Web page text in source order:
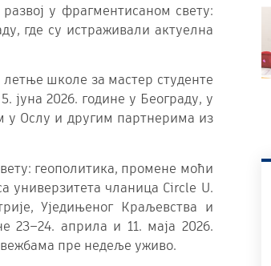
у фрагментисаном свету:
где су истраживали актуелна
школе за мастер студенте
јуна 2026. године у Београду, у
у Ослу и другим партнерима из
геополитика, промене моћи
универзитета чланица Circle U.
Уједињеног Краљевства и
23–24. априла и 11. маја 2026.
пре недеље уживо.